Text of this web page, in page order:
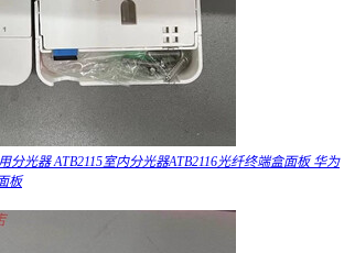
分光器 ATB2115室内分光器ATB2116光纤终端盒面板 华为
板